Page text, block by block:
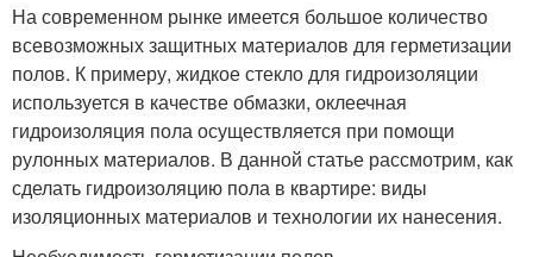
На современном рынке имеется большое количество
всевозможных защитных материалов для герметизации
полов. К примеру, жидкое стекло для гидроизоляции
используется в качестве обмазки, оклеечная
гидроизоляция пола осуществляется при помощи
рулонных материалов. В данной статье рассмотрим, как
сделать гидроизоляцию пола в квартире: виды
изоляционных материалов и технологии их нанесения.